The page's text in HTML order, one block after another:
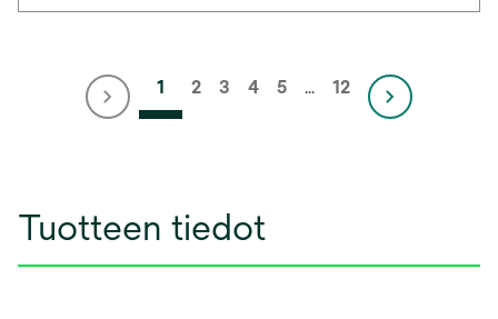
1 2 3 4 5 … 12
Tuotteen tiedot